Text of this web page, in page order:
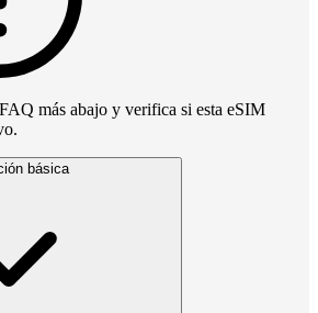
más abajo y verifica si esta eSIM
básica